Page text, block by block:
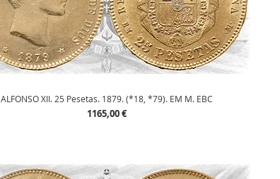
Vista rápida
ALFONSO XII. 25 Pesetas. 1879. (*18, *79). EM M. EBC
Precio
1165,00 €